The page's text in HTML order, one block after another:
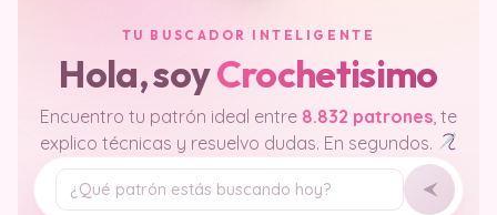
TU BUSCADOR INTELIGENTE
Hola, soyCrochetisimo
Encuentro tu patrón ideal entre 8.832 patrones , te
explico técnicas y resuelvo dudas. En segundos.
Tu pregunta